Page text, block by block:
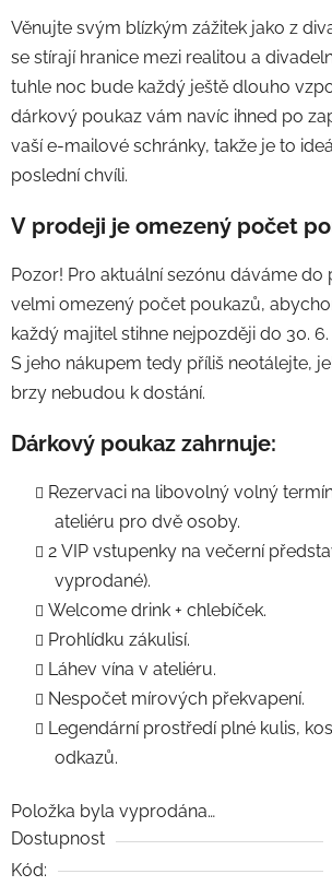
Věnujte svým blízkým zážitek jako z
se stírají hranice mezi realitou a
tuhle noc bude každý ještě dlouho
dárkový poukaz vám navíc ihned po
vaší e-mailové schránky, takže je to
poslední chvíli.
V prodeji je omezený počet
Pozor! Pro aktuální sezónu dáváme do
velmi omezený počet poukazů,
každý majitel stihne nejpozději do 30.
S jeho nákupem tedy příliš neotálejte,
brzy nebudou k dostání.
Dárkový poukaz zahrnuje:
Rezervaci na libovolný volný
ateliéru pro dvě osoby.
2 VIP vstupenky na večerní
vyprodané).
Welcome drink + chlebíček.
Prohlídku zákulisí.
Láhev vína v ateliéru.
Nespočet mírových překvapení.
Legendární prostředí plné kulis,
odkazů.
Položka byla vyprodána…
Dostupnost
Kód: